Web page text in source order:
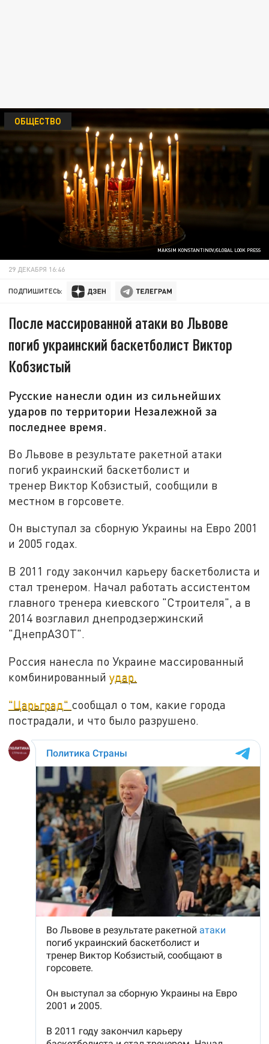
MAKSIM KONSTANTINOV/GLOBAL LOOK PRESS
ОБЩЕСТВО
29 ДЕКАБРЯ 16:46
ПОДПИШИТЕСЬ:
После массированной атаки во Львове
погиб украинский баскетболист Виктор
Кобзистый
Русские нанесли один из сильнейших
ударов по территории Незалежной за
последнее время.
Во Львове в результате ракетной атаки
погиб украинский баскетболист и
тренер Виктор Кобзистый, сообщили в
местном в горсовете.
Он выступал за сборную Украины на Евро 2001
и 2005 годах.
В 2011 году закончил карьеру баскетболиста и
стал тренером. Начал работать ассистентом
главного тренера киевского "Строителя", а в
2014 возглавил днепродзержинский
"ДнепрАЗОТ".
Россия нанесла по Украине массированный
комбинированныйудар.
"Царьград" сообщал о том, какие города
пострадали, и что было разрушено.